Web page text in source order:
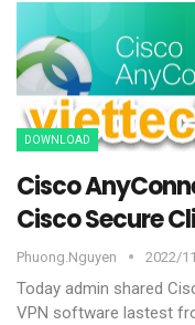
DOWNLOAD
Cisco
Cisco Secure
Phuong.nguyen 2022/
Today admin shared
VPN software lastest